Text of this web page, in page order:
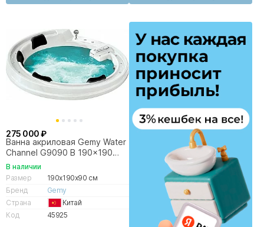
275 000 ₽
Ванна акриловая Gemy Water
Channel G9090 B 190x190
белая с гидромассажем
В наличии
Размер
190x190x90 см
Бренд
Gemy
Страна
Китай
Код
45925